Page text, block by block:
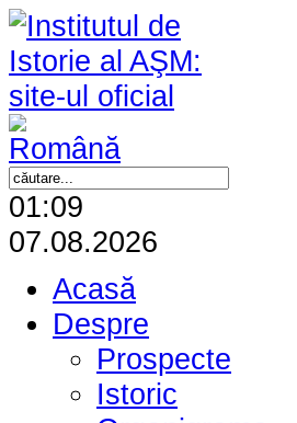
01:09
07.08.2026
Acasă
Despre
Prospecte
Istoric